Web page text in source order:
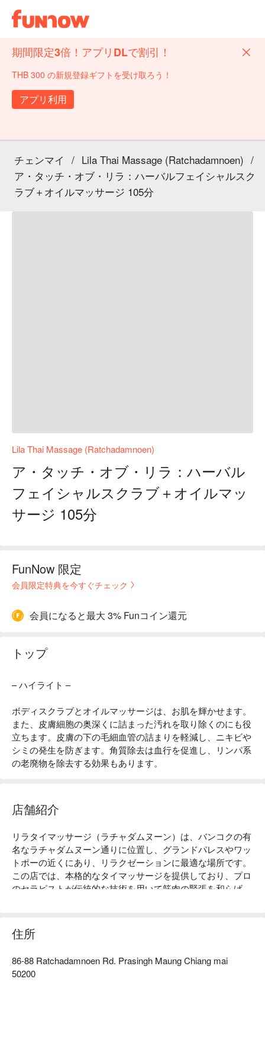
期間限定3倍！アプリDLで割引！
THB 300 の新規登録ギフトを受け取ろう！
アプリ利用
チェンマイ / Lila Thai Massage (Ratchadamnoen) /
ア・タッチ・オブ・リラ：ハーバルフェイシャルスク
ラブ＋オイルマッサージ 105分
Lila Thai Massage (Ratchadamnoen)
ア・タッチ・オブ・リラ：ハーバル
フェイシャルスクラブ＋オイルマッ
サージ 105分
FunNow 限定
会員限定特典を今すぐチェック
会員になると最大 3% Funコイン還元
トップ
– ハイライト –
ボディスクラブとオイルマッサージは、お肌を輝かせます。
また、皮膚細胞の奥深くに詰まった汚れを取り除くのにも役
立ちます。皮膚の下の毛細血管の詰まりを軽減し、ニキビや
シミの発生を防ぎます。角質除去は血行を促進し、リンパ系
の老廃物を除去する効果もあります。
店舗紹介
リラタイマッサージ（ラチャダムヌーン）は、バンコクの有
名なラチャダムヌーン通りに位置し、グランドパレスやワッ
トポーの近くにあり、リラクゼーションに最適な場所です。
この店では、本格的なタイマッサージを提供しており、プロ
のセラピストが伝統的な技術を用いて筋肉の緊張を和らげ、
リラックスしたい観光客や地元の人々に特に適しています。
ストレスを解消したい方やレジャータイムを楽しみたい方に
て予約すると、割引を楽しめます！
住所
86-88 Ratchadamnoen Rd. Prasingh Maung Chiang mai
50200